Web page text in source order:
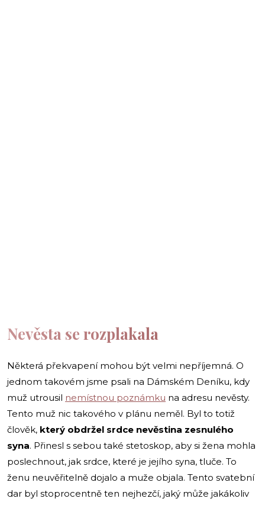
Nevěsta se rozplakala
Některá překvapení mohou být velmi nepříjemná. O
jednom takovém jsme psali na Dámském Deníku, kdy
muž utrousil nemístnou poznámku na adresu nevěsty.
Tento muž nic takového v plánu neměl. Byl to totiž
člověk, který obdržel srdce nevěstina zesnulého
syna. Přinesl s sebou také stetoskop, aby si žena mohla
poslechnout, jak srdce, které je jejího syna, tluče. To
ženu neuvěřitelně dojalo a muže objala. Tento svatební
dar byl stoprocentně ten nejhezčí, jaký může jakákoliv